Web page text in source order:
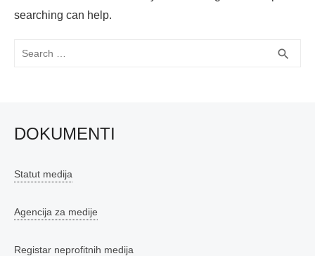
searching can help.
Search
search
DOKUMENTI
Statut medija
Agencija za medije
Registar neprofitnih medija